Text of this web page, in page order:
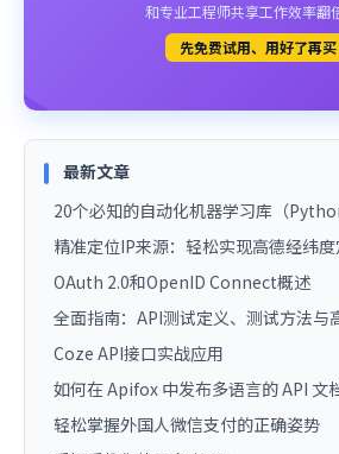
和专业工程师共享工作效率翻
先免费试用、用好了再
最新文章
20个必知的自动化机器学习库（
精准定位IP来源：轻松实现高德经纬
OAuth 2.0和OpenID Connect概述
全面指南：API测试定义、测试方法与
Coze API接口实战应用
如何在 Apifox 中发布多语言的 API 文
轻松掌握外国人微信支付的正确姿势